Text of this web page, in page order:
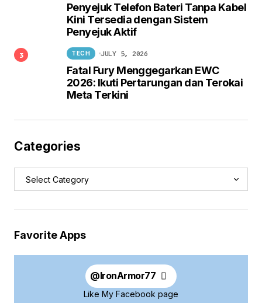
Penyejuk Telefon Bateri Tanpa Kabel
Kini Tersedia dengan Sistem
Penyejuk Aktif
Fatal Fury Menggegarkan EWC
2026: Ikuti Pertarungan dan Terokai
Meta Terkini
TECH JULY 5, 2026
Categories
Favorite Apps
@IronArmor77
Like My Facebook page